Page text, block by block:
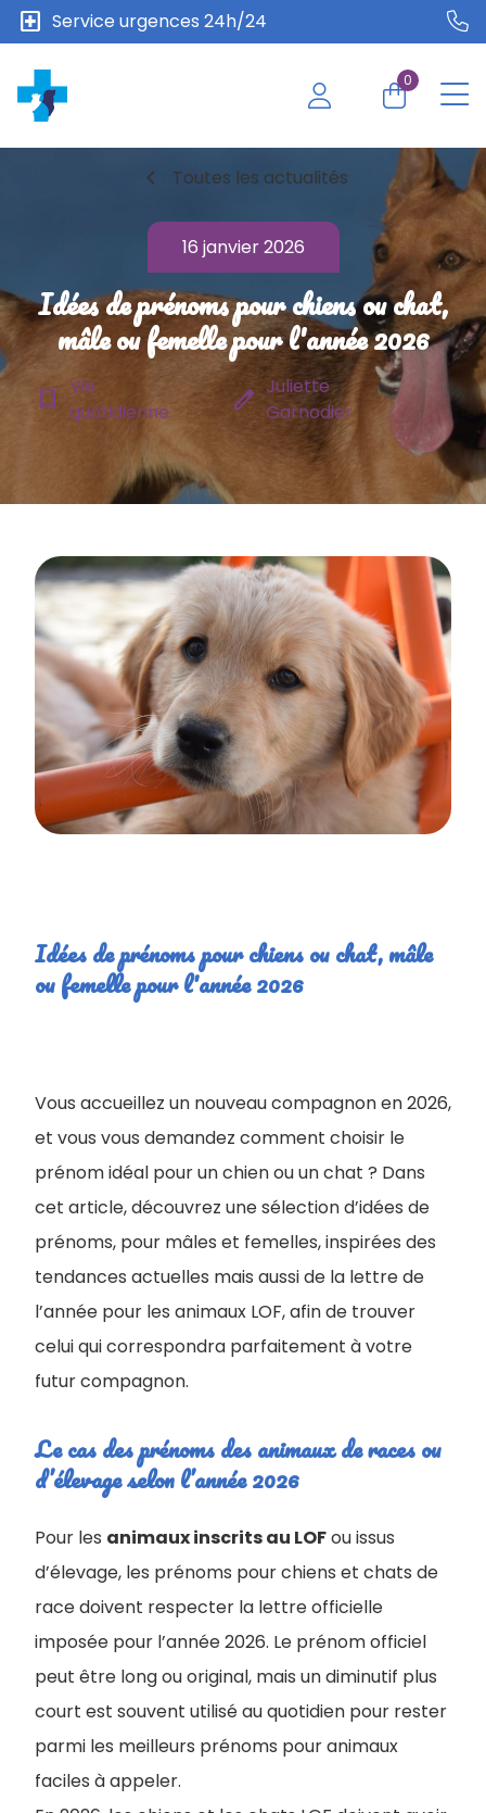
local_hospital Service urgences 24h/24
0
chevron_left Toutes les actualités
16 janvier 2026
Idées de prénoms pour chiens ou chat,
mâle ou femelle pour l'année 2026
bookmark_border Vie
quotidienne
edit Juliette
Garnodier
Idées de prénoms pour chiens ou chat, mâle
ou femelle pour l'année 2026
Vous accueillez un nouveau compagnon en 2026,
et vous vous demandez comment choisir le
prénom idéal pour un chien ou un chat ? Dans
cet article, découvrez une sélection d’idées de
prénoms, pour mâles et femelles, inspirées des
tendances actuelles mais aussi de la lettre de
l’année pour les animaux LOF, afin de trouver
celui qui correspondra parfaitement à votre
futur compagnon.
Le cas des prénoms des animaux de races ou
d’élevage selon l’année 2026
Pour les animaux inscrits au LOFou issus
d’élevage, les prénoms pour chiens et chats de
race doivent respecter la lettre officielle
imposée pour l’année 2026. Le prénom officiel
peut être long ou original, mais un diminutif plus
court est souvent utilisé au quotidien pour rester
parmi les meilleurs prénoms pour animaux
faciles à appeler.